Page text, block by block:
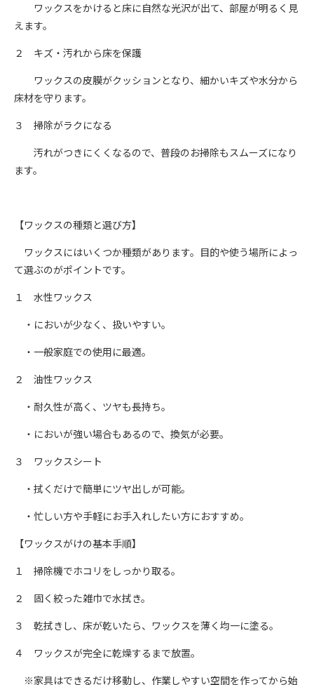
ワックスをかけると床に自然な光沢が出て、部屋が明るく見
えます。
２ キズ・汚れから床を保護
ワックスの皮膜がクッションとなり、細かいキズや水分から
床材を守ります。
３ 掃除がラクになる
汚れがつきにくくなるので、普段のお掃除もスムーズになり
ます。
【ワックスの種類と選び方】
ワックスにはいくつか種類があります。目的や使う場所によっ
て選ぶのがポイントです。
１ 水性ワックス
・においが少なく、扱いやすい。
・一般家庭での使用に最適。
２ 油性ワックス
・耐久性が高く、ツヤも長持ち。
・においが強い場合もあるので、換気が必要。
３ ワックスシート
・拭くだけで簡単にツヤ出しが可能。
・忙しい方や手軽にお手入れしたい方におすすめ。
【ワックスがけの基本手順】
１ 掃除機でホコリをしっかり取る。
２ 固く絞った雑巾で水拭き。
３ 乾拭きし、床が乾いたら、ワックスを薄く均一に塗る。
４ ワックスが完全に乾燥するまで放置。
※家具はできるだけ移動し、作業しやすい空間を作ってから始